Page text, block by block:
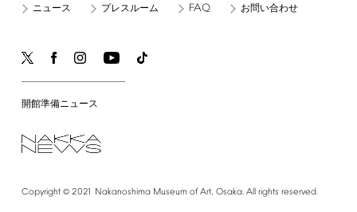
ニュース プレスルーム FAQ お問い合わせ
開館準備ニュース
Copyright© 2021 Nakanoshima Museum of Art, Osaka. All rights reserved.